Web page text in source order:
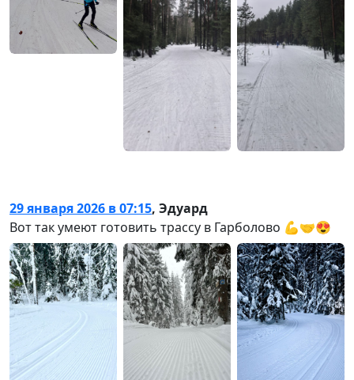
29 января 2026 в 07:15, Эдуард
Вот так умеют готовить трассу в Гарболово 💪🤝😍